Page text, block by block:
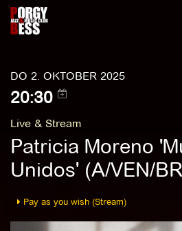
DO 2. OKTOBER 2025
20:30
Live & Stream
Patricia Moreno
Unidos' (A/VEN/
Pay as you wish (Stream)